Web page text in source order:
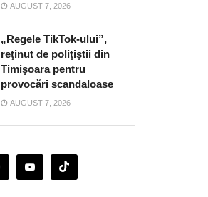
AUGUST 7, 2026
„Regele TikTok-ului”,
reţinut de poliţiştii din
Timişoara pentru
provocări scandaloase
AUGUST 7, 2026